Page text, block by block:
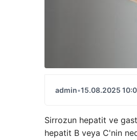
admin•15.08.2025
Sirrozun hepatit ve
hepatit B veya C'nin